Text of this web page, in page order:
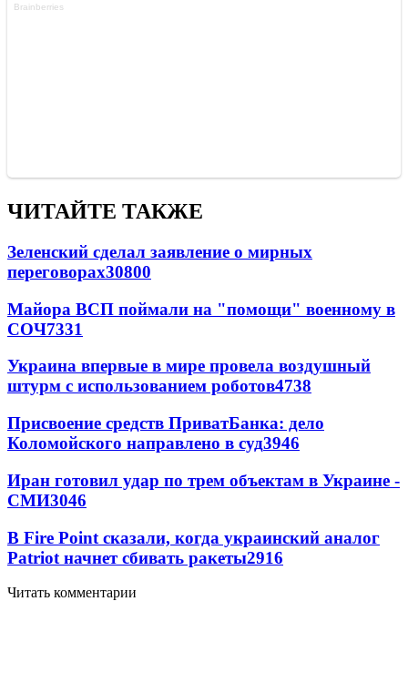
ЧИТАЙТЕ ТАКЖЕ
Зеленский сделал заявление о мирных
переговорах30800
Майора ВСП поймали на "помощи" военному в
СОЧ7331
Украина впервые в мире провела воздушный
штурм с использованием роботов4738
Присвоение средств ПриватБанка: дело
Коломойского направлено в суд3946
Иран готовил удар по трем объектам в Украине -
СМИ3046
В Fire Point сказали, когда украинский аналог
Patriot начнет сбивать ракеты2916
Читать комментарии